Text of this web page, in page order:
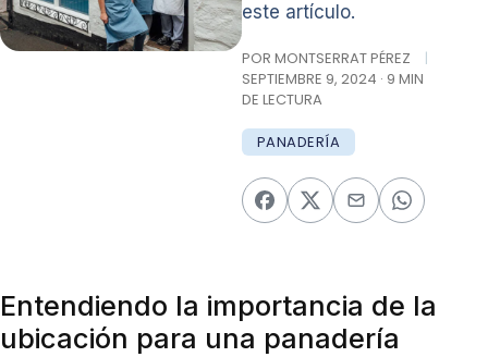
este artículo.
POR MONTSERRAT PÉREZ
|
SEPTIEMBRE 9, 2024 · 9 MIN
DE LECTURA
PANADERÍA
Entendiendo la importancia de la
ubicación para una panadería